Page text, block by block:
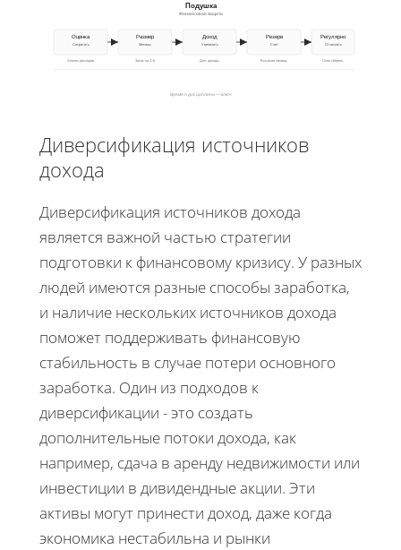
Подушка
Финансовая защита
Оценка
Сократить
Размер
Месяцы
Доход
Увеличить
Резерв
Счет
Регулярно
Отчислять
Анализ расходов Запас на 3–6 Доп. доходы Высокая ликвид. План сбереж.
Время и дисциплина — ключ
Диверсификация источников
дохода
Диверсификация источников дохода
является важной частью стратегии
подготовки к финансовому кризису. У разных
людей имеются разные способы заработка,
и наличие нескольких источников дохода
поможет поддерживать финансовую
стабильность в случае потери основного
заработка. Один из подходов к
диверсификации - это создать
дополнительные потоки дохода, как
например, сдача в аренду недвижимости или
инвестиции в дивидендные акции. Эти
активы могут принести доход, даже когда
экономика нестабильна и рынки